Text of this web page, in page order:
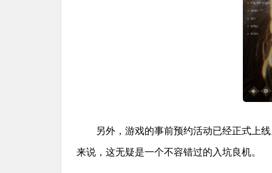
另外，游戏的事前预约活动已经正式上
来说，这无疑是一个不容错过的入坑良机。